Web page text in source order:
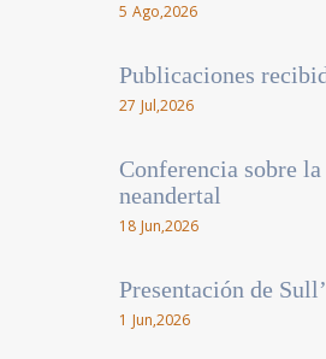
5 Ago,2026
Publicaciones
27 Jul,2026
Conferencia sobre
neandertal
18 Jun,2026
Presentación de
1 Jun,2026